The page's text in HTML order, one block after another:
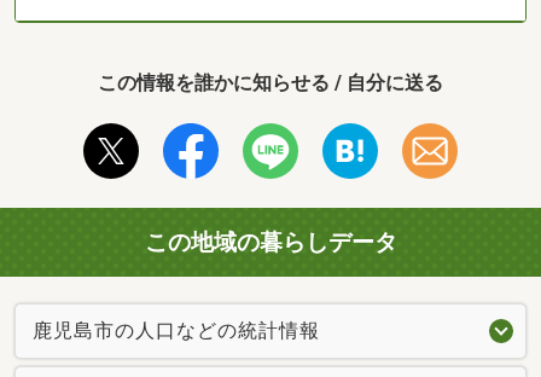
この情報を誰かに知らせる / 自分に送る
この地域の暮らしデータ
鹿児島市の人口などの統計情報